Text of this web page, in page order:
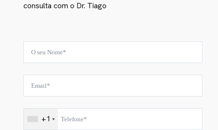
consulta com o Dr. Tiago
+1